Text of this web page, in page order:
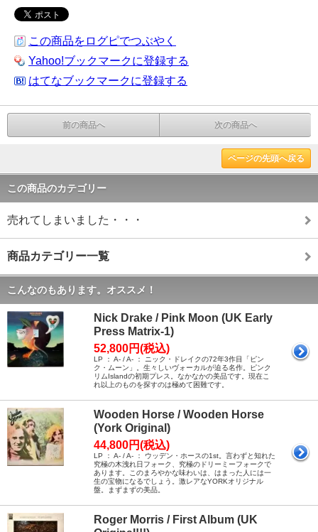
この商品をログピでつぶやく
Yahoo!ブックマークに登録する
はてなブックマークに登録する
前の商品へ 次の商品へ
ページの先頭へ戻る
この商品のカテゴリー
売れてしまいました・・・
商品カテゴリー一覧
こんなのもあります。オススメ！
Nick Drake / Pink Moon (UK Early
Press Matrix-1)
52,800円(税込)
LP ： A- / A- ： ニック・ドレイクの72年3作目「ピン
ク・ムーン」。生々しいヴォーカルが迫る名作。ピンク
リムIslandの初期プレス。なかなかの美品です。現在こ
れ以上のものを探すのは極めて困難です。
Wooden Horse / Wooden Horse
(York Original)
44,800円(税込)
LP ： A- / A- ： ウッデン・ホースの1st。言わずと知れた
究極の木洩れ日フォーク、究極のドリーミーフォークで
あります。このまろやかな味わいは、はまった人には一
生の宝物になるでしょう。激レアなYORKオリジナル
盤。まずまずの美品。
Roger Morris / First Album (UK